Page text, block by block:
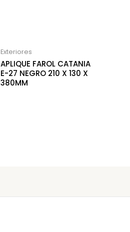
Exteriores
APLIQUE FAROL CATANIA
E-27 NEGRO 210 X 130 X
380MM